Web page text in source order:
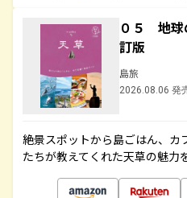
０５ 地
訂版
島旅
2026.08.06 発
絶景スポットから島ごはん、カ
たちが教えてくれた天草の魅力